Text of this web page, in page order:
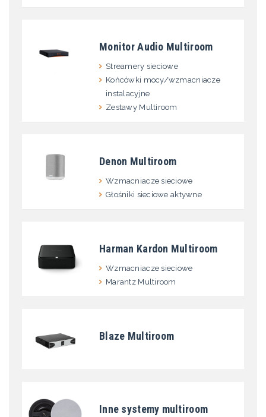
Monitor Audio Multiroom
Streamery sieciowe
Końcówki mocy/wzmacniacze
instalacyjne
Zestawy Multiroom
Denon Multiroom
Wzmacniacze sieciowe
Głośniki sieciowe aktywne
Harman Kardon Multiroom
Wzmacniacze sieciowe
Marantz Multiroom
Blaze Multiroom
Inne systemy multiroom